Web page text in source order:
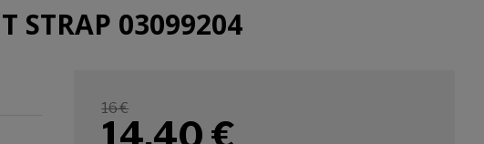
STRAP 03099204
16 €